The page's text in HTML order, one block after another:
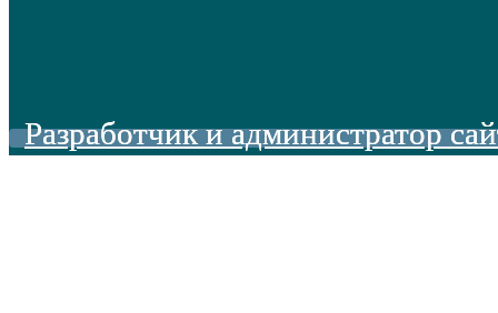
Разработчик и администратор